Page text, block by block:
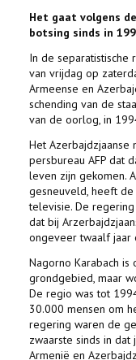
Het gaat volgens
botsing sinds in
In de separatistische
van vrijdag op
Armeense en
schending van de
van de oorlog, in
Het Azerbajdzjaanse
persbureau AFP dat
leven zijn gekomen.
gesneuveld, heeft
televisie. De
dat bij
ongeveer twaalf jaar
Nagorno Karabach
grondgebied, maar
De regio was tot
30.000 mensen om
regering waren de
zwaarste sinds in
Armenië en